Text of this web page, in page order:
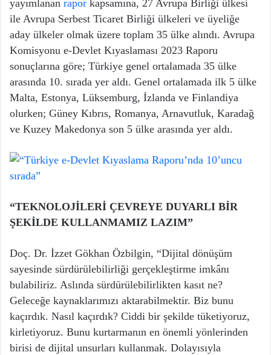
yayımlanan rapor kapsamına, 27 Avrupa Birliği ülkesi
ile Avrupa Serbest Ticaret Birliği ülkeleri ve üyeliğe
aday ülkeler olmak üzere toplam 35 ülke alındı. Avrupa
Komisyonu e-Devlet Kıyaslaması 2023 Raporu
sonuçlarına göre; Türkiye genel ortalamada 35 ülke
arasında 10. sırada yer aldı. Genel ortalamada ilk 5 ülke
Malta, Estonya, Lüksemburg, İzlanda ve Finlandiya
olurken; Güney Kıbrıs, Romanya, Arnavutluk, Karadağ
ve Kuzey Makedonya son 5 ülke arasında yer aldı.
“TEKNOLOJİLERİ ÇEVREYE DUYARLI BİR
ŞEKİLDE KULLANMAMIZ LAZIM”
Doç. Dr. İzzet Gökhan Özbilgin, “Dijital dönüşüm
sayesinde sürdürülebilirliği gerçekleştirme imkânı
bulabiliriz. Aslında sürdürülebilirlikten kasıt ne?
Geleceğe kaynaklarımızı aktarabilmektir. Biz bunu
kaçırdık. Nasıl kaçırdık? Ciddi bir şekilde tüketiyoruz,
kirletiyoruz. Bunu kurtarmanın en önemli yönlerinden
birisi de dijital unsurları kullanmak. Dolayısıyla